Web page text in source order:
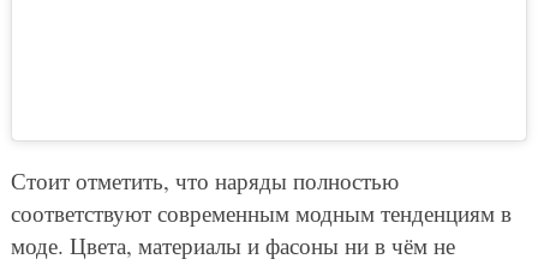
Стоит отметить, что наряды полностью
соответствуют современным модным тенденциям в
моде. Цвета, материалы и фасоны ни в чём не